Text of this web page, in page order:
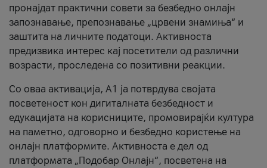
пронајдат практични совети за безбедно онлајн
запознавање, препознавање „црвени знамиња“ и
заштита на личните податоци. Активноста
предизвика интерес кај посетители од различни
возрасти, проследена со позитивни реакции.
Со оваа активација, А1 ја потврдува својата
посветеност кон дигиталната безбедност и
едукацијата на корисниците, промовирајќи култура
на паметно, одговорно и безбедно користење на
онлајн платформите. Активноста е дел од
платформата „Подобар Онлајн“, посветена на